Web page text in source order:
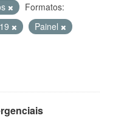
Formatos:
Painel